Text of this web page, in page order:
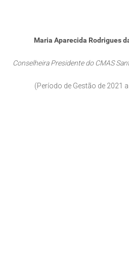
Maria Aparecida Rodrigues
Conselheira Presidente do CMAS
(Período de Gestão de 2021